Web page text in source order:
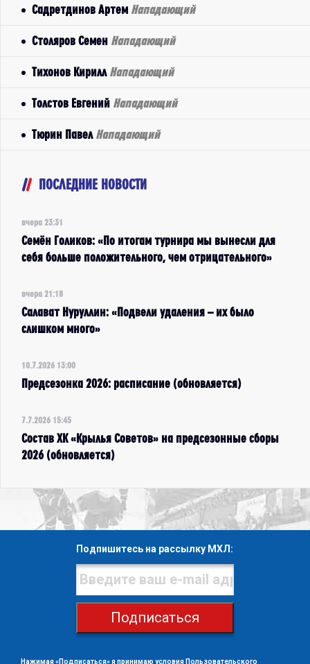
Садретдинов Артем Нападающий
Столяров Семен Нападающий
Тихонов Кирилл Нападающий
Толстов Евгений Нападающий
Тюрин Павел Нападающий
ПОСЛЕДНИЕ НОВОСТИ
вчера 23:31
Семён Голиков: «По итогам турнира мы вынесли для
себя больше положительного, чем отрицательного»
вчера 21:18
Салават Нуруллин: «Подвели удаления – их было
слишком много»
10.7.2026 13:00
Предсезонка 2026: расписание (обновляется)
7.7.2026 15:45
Состав ХК «Крылья Советов» на предсезонные сборы
2026 (обновляется)
Подпишитесь на рассылку МХЛ:
Подписаться
Нажимая «Подписаться» я принимаю условия Пользовательского